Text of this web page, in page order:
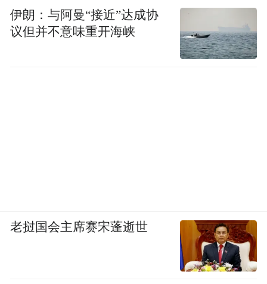
伊朗：与阿曼“接近”达成协
议但并不意味重开海峡
老挝国会主席赛宋蓬逝世